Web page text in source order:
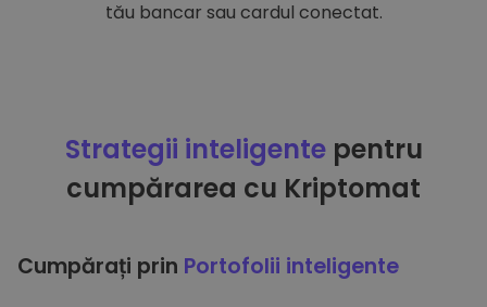
tău bancar sau cardul conectat.
Strategii inteligentepentru
cumpărarea cu Kriptomat
Cumpărați prin Portofolii inteligente